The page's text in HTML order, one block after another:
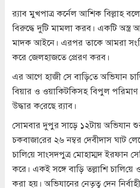
র‌্যাব মুখপাত্র কর্নেল আশিক বিল্লাহ
বিরুদ্ধে দুটি মামলা করব। একটি
মাদক আইনে। এরপর তাকে আমরা
করে জেলহাজতে প্রেরণ করব।
এর আগে হাজী সে বা‌ড়ি‌তে অভিযান
বিয়ার ও ওয়া‌কিট‌কিসহ বিপুল প‌রিমাণ
উদ্ধার ক‌রেছে র‌্যাব।
সোমবার দুপুর সাড়ে ১২টায় অভিযান
চকবাজা‌রের ২৬ নম্বর দেবীদাস ঘাট
চা‌লি‌য়ে সাংসদপুত্র মোহাম্মদ ইরফান
করে। একই সঙ্গে বা‌ড়ি তল্লা‌শি চা‌লি‌য়ে
করা হয়। অভিযানের নেতৃত্ব দেন নির্বাহী